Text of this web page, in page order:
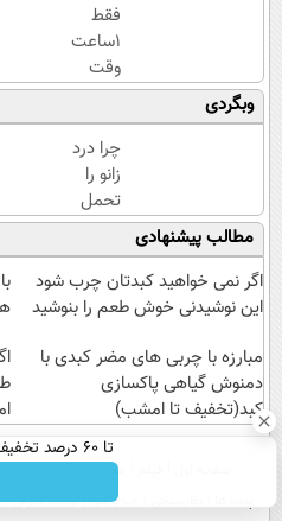
فقط
1ساعت
وقت
داری
کرم
جوانساز
جلبک
رو
با40%تخفیف
بخری!
وبگردی
چرا درد
زانو را
تحمل
می‌کنی؟
خیلی
ساده
درمنزل
کن
مطالب پیشنهادی
اگر نمی خواهید کبدتان چرب شود
این نوشیدنی خوش طعم را بنوشید
مبارزه با چربی های مضر کبدی با
دمنوش گیاهی پاکسازی
کبد(تخفیف تا امشب)
عصر ایران۲ درباره
آب و هوا اوقات شرعی